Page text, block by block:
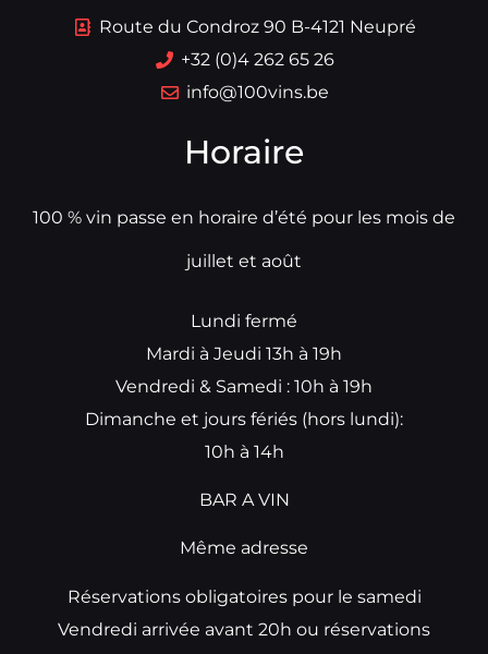
Route du Condroz 90 B-4121 Neupré
+32 (0)4 262 65 26
info@100vins.be
Horaire
100 % vin passe en horaire d’été pour les mois de
juillet et août
Lundi fermé
Mardi à Jeudi 13h à 19h
Vendredi & Samedi : 10h à 19h
Dimanche et jours fériés (hors lundi):
10h à 14h
BAR A VIN
Même adresse
Réservations obligatoires pour le samedi
Vendredi arrivée avant 20h ou réservations